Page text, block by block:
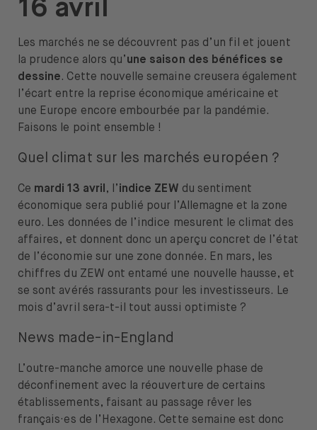
À propos de nous
Emplois
Presse
Support
FR
Ouvrir le menu de changement de langue
16 avril
Les marchés ne se découvrent pas d’un fil et jouent
la prudence alors qu’une saison des bénéfices se
dessine. Cette nouvelle semaine creusera également
l’écart entre la reprise économique américaine et
une Europe encore embourbée par la pandémie.
Faisons le point ensemble !
Quel climat sur les marchés européen ?
Ce mardi 13 avril , l’indice ZEW du sentiment
économique sera publié pour l’Allemagne et la zone
euro. Les données de l’indice mesurent le climat des
affaires, et donnent donc un aperçu concret de l’état
de l’économie sur une zone donnée. En mars, les
chiffres du ZEW ont entamé une nouvelle hausse, et
se sont avérés rassurants pour les investisseurs. Le
mois d’avril sera-t-il tout aussi optimiste ?
News made-in-England
L’outre-manche amorce une nouvelle phase de
déconfinement avec la réouverture de certains
établissements, faisant au passage rêver les
français·es de l’Hexagone. Cette semaine est donc